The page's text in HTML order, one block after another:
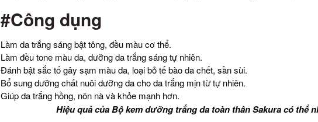
#Công dụng
Làm da trắng sáng bật tông, đều màu cơ thể.
Làm đều tone màu da, dưỡng da trắng sáng tự nhiên.
Đánh bật sắc tố gây sạm màu da, loại bỏ tế bào da chết, sần sùi.
Bổ sung dưỡng chất nuôi dưỡng da cho da trắng mịn từ tự nhiên.
Giúp da trắng hồng, nõn nà và khỏe mạnh hơn.
Hiệu quả của Bộ kem dưỡng trắng da toàn thân Sakura có thể